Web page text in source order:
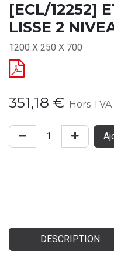
[ECL/12252]
LISSE 2
1200 X 250 X 700
351,18 € Hors TVA
DESCRIPTION